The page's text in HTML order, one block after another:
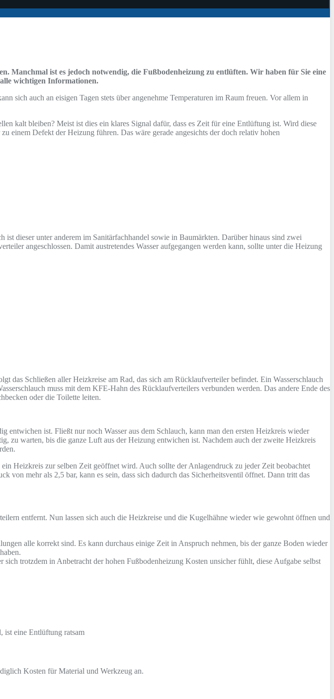
Manchmal ist es jedoch notwendig, die Fußbodenheizung zu entlüften. Wir haben für Sie eine
wichtigen Informationen.
sich auch an eisigen Tagen stets über angenehme Temperaturen im Raum freuen. Vor allem in
kalt bleiben? Meist ist dies ein klares Signal dafür, dass es Zeit für eine Entlüftung ist. Wird diese
einem Defekt der Heizung führen. Das wäre gerade angesichts der doch relativ hohen
dieser unter anderem im Sanitärfachhandel sowie in Baumärkten. Darüber hinaus sind zwei
angeschlossen. Damit austretendes Wasser aufgegangen werden kann, sollte unter die Heizung
das Schließen aller Heizkreise am Rad, das sich am Rücklaufverteiler befindet. Ein Wasserschlauch
muss mit dem KFE-Hahn des Rücklaufverteilers verbunden werden. Das andere Ende des
oder die Toilette leiten.
ist. Fließt nur noch Wasser aus dem Schlauch, kann man den ersten Heizkreis wieder
zu warten, bis die ganze Luft aus der Heizung entwichen ist. Nachdem auch der zweite Heizkreis
Heizkreis zur selben Zeit geöffnet wird. Auch sollte der Anlagendruck zu jeder Zeit beobachtet
von mehr als 2,5 bar, kann es sein, dass sich dadurch das Sicherheitsventil öffnet. Dann tritt das
entfernt. Nun lassen sich auch die Heizkreise und die Kugelhähne wieder wie gewohnt öffnen und
alle korrekt sind. Es kann durchaus einige Zeit in Anspruch nehmen, bis der ganze Boden wieder
trotzdem in Anbetracht der hohen Fußbodenheizung Kosten unsicher fühlt, diese Aufgabe selbst
ist eine Entlüftung ratsam
Kosten für Material und Werkzeug an.